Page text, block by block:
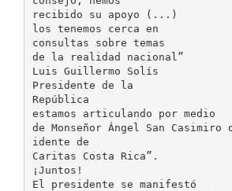
recibido su apoyo (...)
los tenemos cerca en
consultas sobre temas
de la realidad nacional”
Luis Guillermo Solís
Presidente de la
República
estamos articulando por medio
de Monseñor Ángel San
idente de
Caritas Costa Rica”.
¡Juntos!
El presidente se manifestó